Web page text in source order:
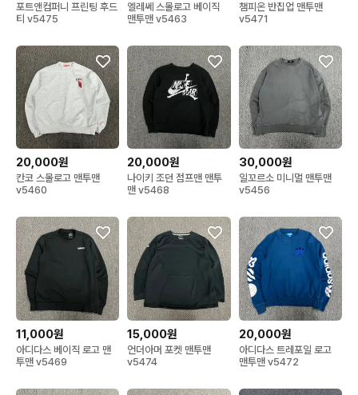
포트앤컴퍼니 프린팅 후드
티 v5475
엘레쎄 스몰로고 베이직
맨투맨 v5463
챔피온 반집업 맨투맨
v5471
20,000원
칸코 스몰로고 맨투맨
v5460
20,000원
나이키 조던 점프맨 맨투
맨 v5468
30,000원
일꼬르소 미니멀 맨투맨
v5456
11,000원
아디다스 베이직 로고 맨
투맨 v5469
15,000원
언더아머 포켓 맨투맨
v5474
20,000원
아디다스 트레포일 로고
맨투맨 v5472